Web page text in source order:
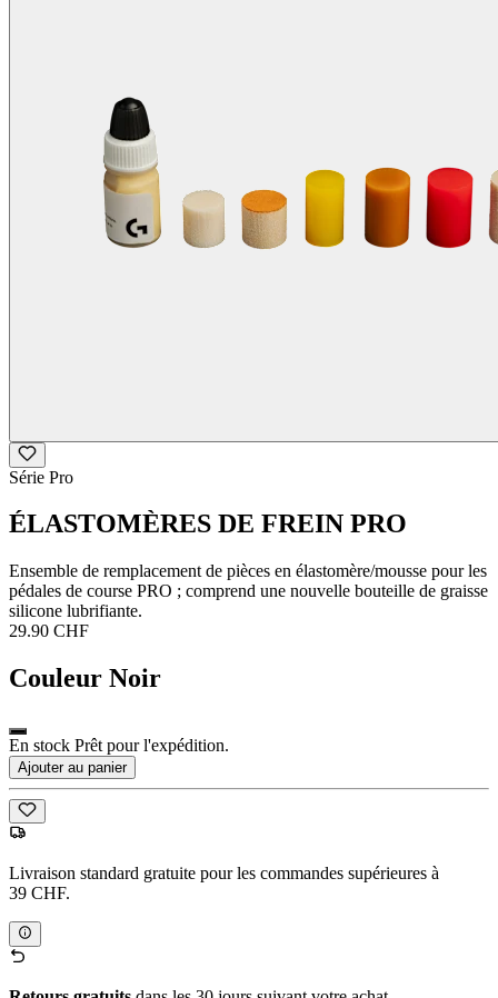
Série Pro
ÉLASTOMÈRES DE FREIN PRO
Ensemble de remplacement de pièces en élastomère/mousse pour les
pédales de course PRO ; comprend une nouvelle bouteille de graisse
silicone lubrifiante.
29.90 CHF
Couleur Noir
En stock Prêt pour l'expédition.
Ajouter au panier
Livraison standard gratuite pour les commandes supérieures à
39 CHF.